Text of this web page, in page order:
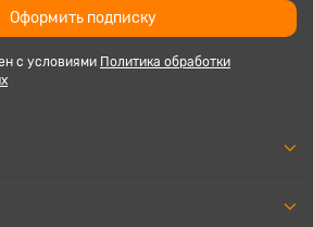
Оформить подписку
с условиями Политика обработки